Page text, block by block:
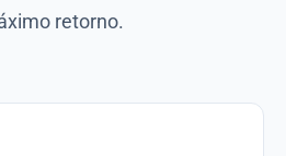
retorno.